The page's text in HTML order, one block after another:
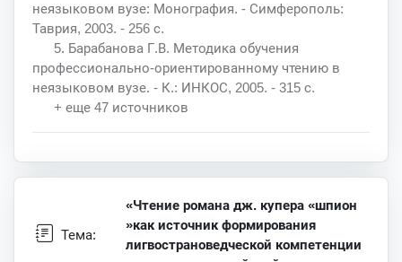
неязыковом вузе: Монография. - Симферополь:
Таврия, 2003. - 256 с.
5. Барабанова Г.В. Методика обучения
профессионально-ориентированному чтению в
неязыковом вузе. - К.: ИНКОС, 2005. - 315 с.
+ еще 47 источников
Тема:
«Чтение романа дж. купера «шпион
»как источник формирования
лигвострановедческой компетенции